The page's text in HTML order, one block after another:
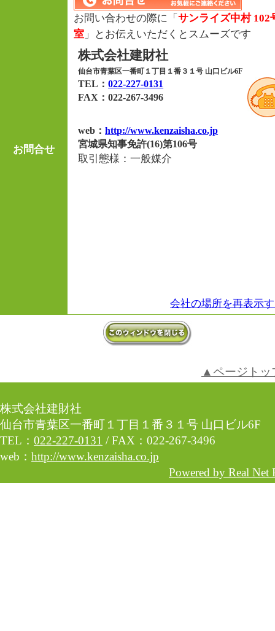
お問合せ
お問い合わせの際に「 サンライズ中村 102
室 」とお伝えいただくとスムーズです
株式会社建財社
仙台市青葉区一番町１丁目１番３１号 山口ビル6F
TEL：022-227-0131
FAX：022-267-3496
web：http://www.kenzaisha.co.jp
宮城県知事免許(16)第106号
取引態様：一般媒介
会社の場所を再表示
▲ページトッ
株式会社建財社
仙台市青葉区一番町１丁目１番３１号 山口ビル6F
TEL： 022-227-0131 / FAX：022-267-3496
web： http://www.kenzaisha.co.jp
Powered by Real Net